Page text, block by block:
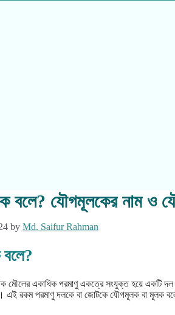
বলে? যৌগমূলকের নাম ও
by Md. Saifur Rahman
একাধিক পরমাণু একত্রে সংযুক্ত হয়ে একটি দল
এই রকম পরমাণু দলকে বা জোটকে যৌগমূলক বা মূলক